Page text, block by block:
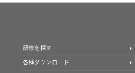
研修を探す
各種ダウンロード